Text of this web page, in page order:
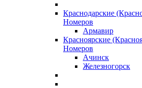
Краснодарские
Номеров
Армавир
Красноярские
Номеров
Ачинск
Железногорск